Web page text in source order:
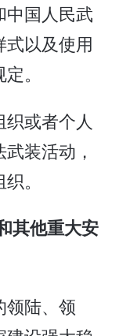
中国人民武
以及使用
。
或者个人
装活动，
。
其他重大安
陆、领